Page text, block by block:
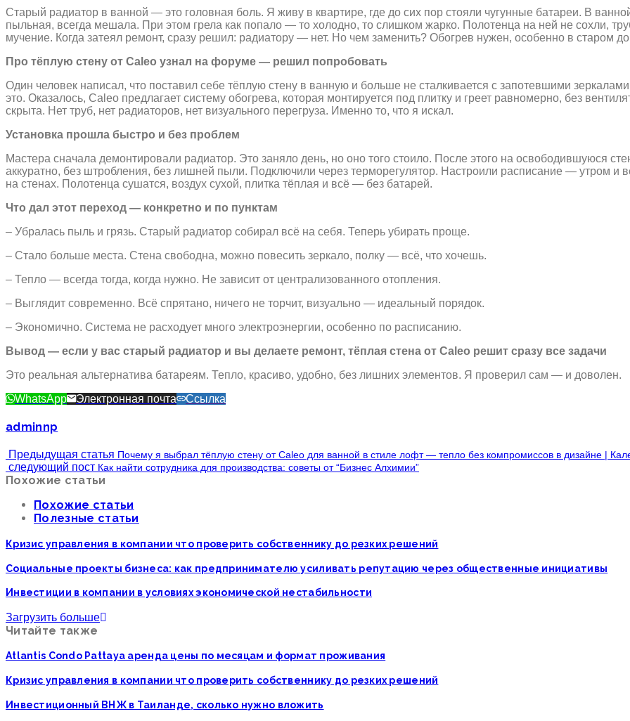
Старый радиатор в ванной — это головная боль. Я живу в квартире, где до сих пор стояли чугунные батареи. В
пыльная, всегда мешала. При этом грела как попало — то холодно, то слишком жарко. Полотенца на ней не сохли,
мучение. Когда затеял ремонт, сразу решил: радиатору — нет. Но чем заменить? Обогрев нужен, особенно в старом
Про тёплую стену от Caleo узнал на форуме — решил попробовать
Один человек написал, что поставил себе тёплую стену в ванную и больше не сталкивается с запотевшими
это. Оказалось, Caleo предлагает систему обогрева, которая монтируется под плитку и греет равномерно, без
скрыта. Нет труб, нет радиаторов, нет визуального перегруза. Именно то, что я искал.
Установка прошла быстро и без проблем
Мастера сначала демонтировали радиатор. Это заняло день, но оно того стоило. После этого на освободившуюся
аккуратно, без штробления, без лишней пыли. Подключили через терморегулятор. Настроили расписание — утром и
на стенах. Полотенца сушатся, воздух сухой, плитка тёплая и всё — без батарей.
Что дал этот переход — конкретно и по пунктам
– Убралась пыль и грязь. Старый радиатор собирал всё на себя. Теперь убирать проще.
– Стало больше места. Стена свободна, можно повесить зеркало, полку — всё, что хочешь.
– Тепло — всегда тогда, когда нужно. Не зависит от централизованного отопления.
– Выглядит современно. Всё спрятано, ничего не торчит, визуально — идеальный порядок.
– Экономично. Система не расходует много электроэнергии, особенно по расписанию.
Вывод — если у вас старый радиатор и вы делаете ремонт, тёплая стена от Caleo решит сразу все задачи
Это реальная альтернатива батареям. Тепло, красиво, удобно, без лишних элементов. Я проверил сам — и доволен.
WhatsApp
Электронная почта Ссылка
adminnp
Предыдущая статья Почему я выбрал тёплую стену от Caleo для ванной в стиле лофт — тепло без компромиссов в дизайне |
следующий пост Как найти сотрудника для производства: советы от “Бизнес Алхимии”
Похожие статьи
Похожие статьи
Полезные статьи
Кризис управления в компании что проверить собственнику до резких решений
Социальные проекты бизнеса: как предпринимателю усиливать репутацию через общественные инициативы
Инвестиции в компании в условиях экономической нестабильности
Загрузить больше
Читайте также
Atlantis Condo Pattaya аренда цены по месяцам и формат проживания
Кризис управления в компании что проверить собственнику до резких решений
Инвестиционный ВНЖ в Таиланде, сколько нужно вложить